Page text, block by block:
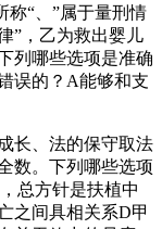
称“、”属于量刑情
”，乙为救出婴儿
列哪些选项是准确
误的？A能够和支
、法的保守取法
数。下列哪些选项
总方针是扶植中
之间具相关系D甲